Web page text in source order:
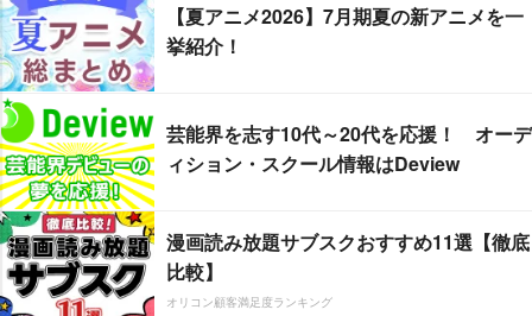
【夏アニメ2026】7月期夏の新アニメを一
挙紹介！
芸能界を志す10代～20代を応援！ オーデ
ィション・スクール情報はDeview
漫画読み放題サブスクおすすめ11選【徹底
比較】
オリコン顧客満足度ランキング